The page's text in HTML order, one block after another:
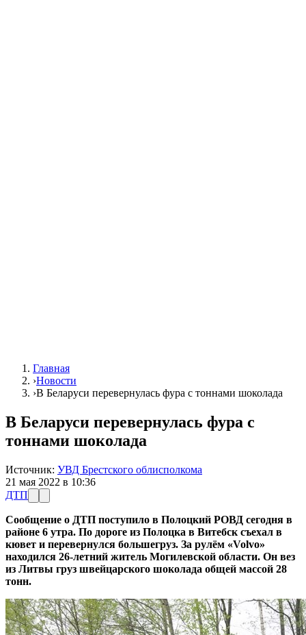
Главная
›Новости
›В Беларуси перевернулась фура с тоннами шоколада
В Беларуси перевернулась фура с
тоннами шоколада
Источник: УВД Брестского облисполкома
21 мая 2022 в 10:36
ДТП
Сообщение о ДТП поступило в Полоцкий РОВД сегодня в
районе 6 утра. По дороге из Полоцка в Витебск съехал в
кювет и перевернулся большегруз. За рулём «Volvo»
находился 26-летний житель Могилевской области. Он вез
из Литвы груз швейцарского шоколада общей массой 28
тонн.